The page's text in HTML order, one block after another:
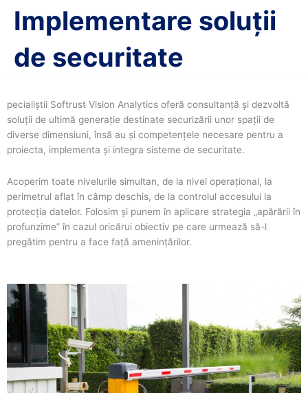
Implementare soluții
de securitate
pecialiștii Softrust Vision Analytics oferă consultanță și dezvoltă
soluții de ultimă generație destinate securizării unor spații de
diverse dimensiuni, însă au și competențele necesare pentru a
proiecta, implementa și integra sisteme de securitate.
Acoperim toate nivelurile simultan, de la nivel operațional, la
perimetrul aflat în câmp deschis, de la controlul accesului la
protecția datelor. Folosim și punem în aplicare strategia „apărării în
profunzime” în cazul oricărui obiectiv pe care urmează să-l
pregătim pentru a face față amenințărilor.